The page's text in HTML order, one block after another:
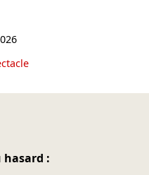
hasard :